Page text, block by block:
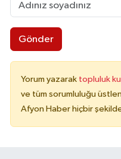
Gönder
Yorum yazarak topluluk
ve tüm sorumluluğu
Afyon Haber hiçbir